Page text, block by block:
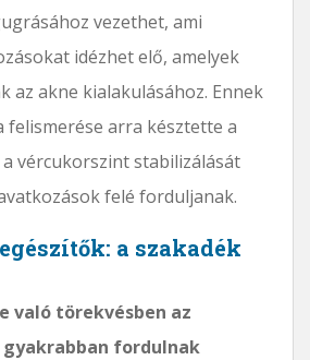
vezethet, ami
idézhet elő, amelyek
az akne kialakulásához. Ennek
felismerése arra késztette a
vércukorszint stabilizálását
felé forduljanak.
a szakadék
való törekvésben az
fordulnak